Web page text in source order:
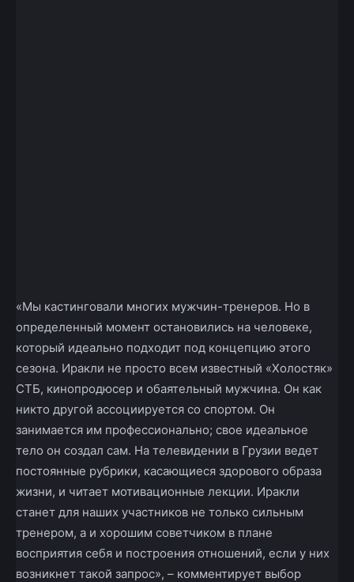
«Мы кастинговали многих мужчин-тренеров. Но в
определенный момент остановились на человеке,
который идеально подходит под концепцию этого
сезона. Иракли не просто всем известный «Холостяк»
СТБ, кинопродюсер и обаятельный мужчина. Он как
никто другой ассоциируется со спортом. Он
занимается им профессионально; свое идеальное
тело он создал сам. На телевидении в Грузии ведет
постоянные рубрики, касающиеся здорового образа
жизни, и читает мотивационные лекции. Иракли
станет для наших участников не только сильным
тренером, а и хорошим советчиком в плане
восприятия себя и построения отношений, если у них
возникнет такой запрос», – комментирует выбор